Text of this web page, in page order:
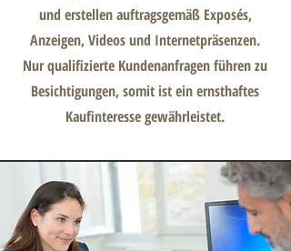
und erstellen auftragsgemäß Exposés,
Anzeigen, Videos und Internetpräsenzen.
Nur qualifizierte Kundenanfragen führen zu
Besichtigungen, somit ist ein ernsthaftes
Kaufinteresse gewährleistet.